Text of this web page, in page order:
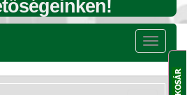
Menü